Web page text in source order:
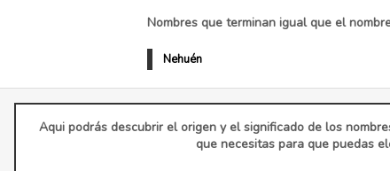
Nombres que terminan igual que el
Nehuén
Aqui podrás descubrir el origen y el significado de los
que necesitas para que puedas